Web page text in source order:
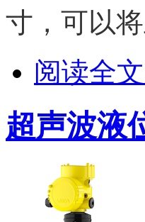
寸，可以
阅读全文
超声波液